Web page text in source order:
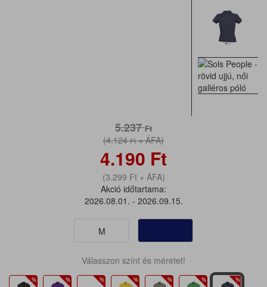
5.237Ft
(4.124Ft+ ÁFA)
4.190 Ft
(3.299 Ft+ ÁFA)
Akció időtartama:
2026.08.01. - 2026.09.15.
M
Válasszon színt és méretet!